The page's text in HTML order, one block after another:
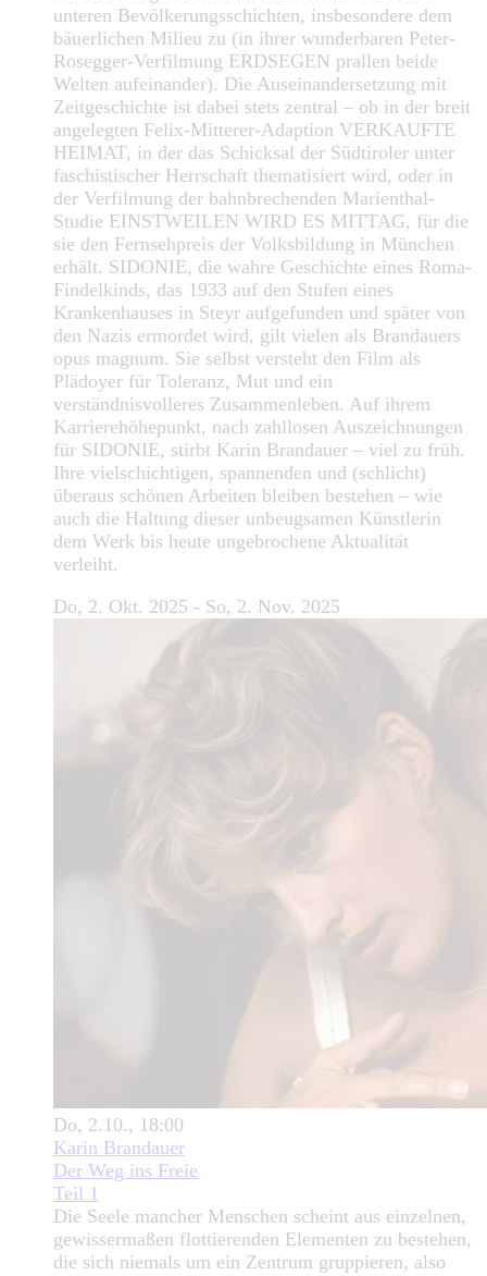
unteren Bevölkerungsschichten, insbesondere dem
bäuerlichen Milieu zu (in ihrer wunderbaren Peter-
Rosegger-Verfilmung ERDSEGEN prallen beide
Welten aufeinander). Die Auseinandersetzung mit
Zeitgeschichte ist dabei stets zentral – ob in der breit
angelegten Felix-Mitterer-Adaption VERKAUFTE
HEIMAT, in der das Schicksal der Südtiroler unter
faschistischer Herrschaft thematisiert wird, oder in
der Verfilmung der bahnbrechenden Marienthal-
Studie EINSTWEILEN WIRD ES MITTAG, für die
sie den Fernsehpreis der Volksbildung in München
erhält. SIDONIE, die wahre Geschichte eines Roma-
Findelkinds, das 1933 auf den Stufen eines
Krankenhauses in Steyr aufgefunden und später von
den Nazis ermordet wird, gilt vielen als Brandauers
opus magnum. Sie selbst versteht den Film als
Plädoyer für Toleranz, Mut und ein
verständnisvolleres Zusammenleben. Auf ihrem
Karrierehöhepunkt, nach zahllosen Auszeichnungen
für SIDONIE, stirbt Karin Brandauer – viel zu früh.
Ihre vielschichtigen, spannenden und (schlicht)
überaus schönen Arbeiten bleiben bestehen – wie
auch die Haltung dieser unbeugsamen Künstlerin
dem Werk bis heute ungebrochene Aktualität
verleiht.
Do, 2. Okt. 2025 - So, 2. Nov. 2025
Do, 2.10., 18:00
Karin Brandauer
Der Weg ins Freie
Teil 1
Die Seele mancher Menschen scheint aus einzelnen,
gewissermaßen flottierenden Elementen zu bestehen,
die sich niemals um ein Zentrum gruppieren, also